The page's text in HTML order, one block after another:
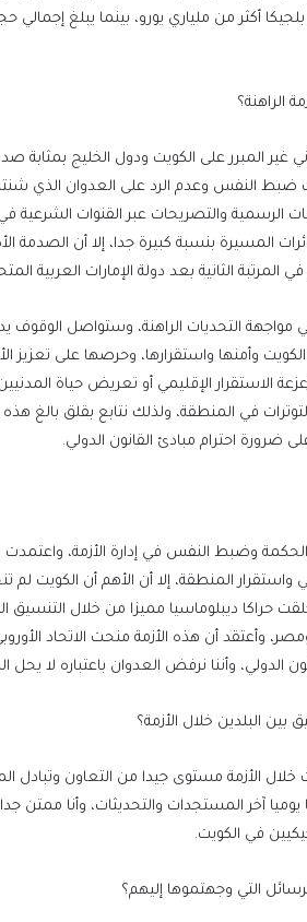
أكثر من ملياري يورو، بينما يبلغ إجمالي
الراهنة؟
غير المبرر على الكويت ودول الخليج بمثابة
ضبط النفس وعدم الرد على العدوان الذي
الرسمية والتصريحات عبر القنوات
المسيرة بنسبة كبيرة جدا، إلا أن الصدمة
المرتبة الثانية بعد دولة الإمارات العربية
التحديات الراهنة، وستواصل الوقوف
وأمنها واستقرارها، وحرصها على تعزيز
الاستقرار الإقليمي أو تعريض حياة
في المنطقة، ولذلك نتابع بقلق بالغ
ضرورة احترام مبادئ القانون الدولي.
وضبط النفس في إدارة الأزمة، واعتمدت
المنطقة، إلا أن الأهم أن الكويت لم
حراكا ديبلوماسيا مميزا من خلال التنسيق
وأعتقد أن هذه الأزمة منحت الاتحاد
الدولي، وأننا نرفض العدوان باعتباره لا
البلدين خلال الأزمة؟
خلال الأزمة مستوى جيدا من التعاون وتبادل
يوميا آخر المستجدات والتحديثات، وأنا ممتن
في الكويت.
التي وجهتموها إليهم؟